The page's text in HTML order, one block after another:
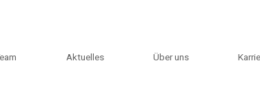
Aktuelles Über uns